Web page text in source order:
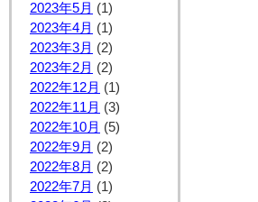
2023年5月 (1)
2023年4月 (1)
2023年3月 (2)
2023年2月 (2)
2022年12月 (1)
2022年11月 (3)
2022年10月 (5)
2022年9月 (2)
2022年8月 (2)
2022年7月 (1)